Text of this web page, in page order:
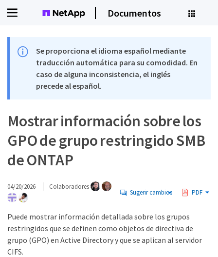
Documentos
Se proporciona el idioma español mediante
traducción automática para su comodidad. En
caso de alguna inconsistencia, el inglés
precede al español.
Mostrar información sobre los
GPO de grupo restringido SMB
de ONTAP
04/20/2026 Colaboradores
Sugerir cambios PDF
Puede mostrar información detallada sobre los grupos
restringidos que se definen como objetos de directiva de
grupo (GPO) en Active Directory y que se aplican al servidor
CIFS.